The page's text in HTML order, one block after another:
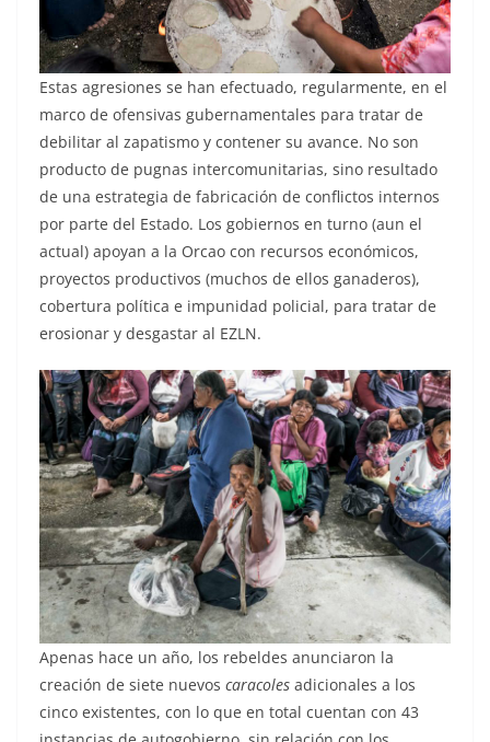
Estas agresiones se han efectuado, regularmente, en el
marco de ofensivas gubernamentales para tratar de
debilitar al zapatismo y contener su avance. No son
producto de pugnas intercomunitarias, sino resultado
de una estrategia de fabricación de conflictos internos
por parte del Estado. Los gobiernos en turno (aun el
actual) apoyan a la Orcao con recursos económicos,
proyectos productivos (muchos de ellos ganaderos),
cobertura política e impunidad policial, para tratar de
erosionar y desgastar al EZLN.
Apenas hace un año, los rebeldes anunciaron la
creación de siete nuevos caracoles adicionales a los
cinco existentes, con lo que en total cuentan con 43